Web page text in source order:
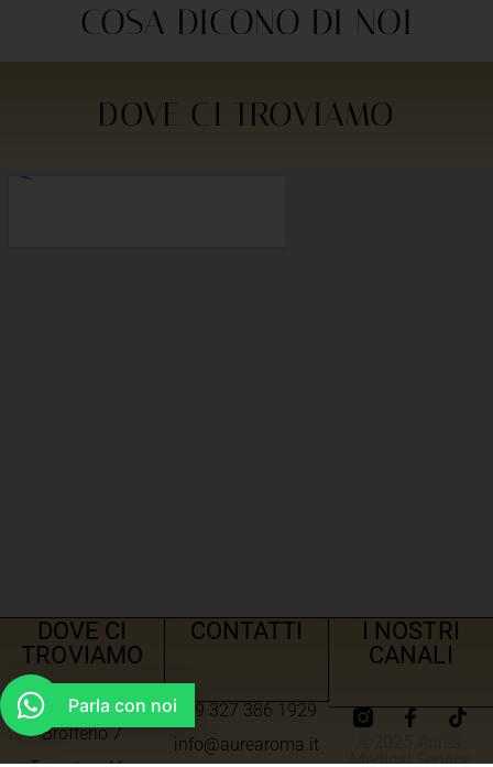
COSA DICONO DI NOI
DOVE CI TROVIAMO
DOVE CI
TROVIAMO
Roma – Via Angelo
Brofferio 7
CONTATTI
+39 327 386 1929
info@aurearoma.it
I NOSTRI
CANALI
Medical Service
Parla con noi